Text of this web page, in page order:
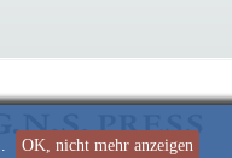
. OK, nicht mehr anzeigen